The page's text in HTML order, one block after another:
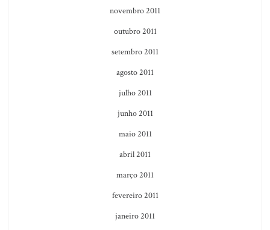
novembro 2011
outubro 2011
setembro 2011
agosto 2011
julho 2011
junho 2011
maio 2011
abril 2011
março 2011
fevereiro 2011
janeiro 2011